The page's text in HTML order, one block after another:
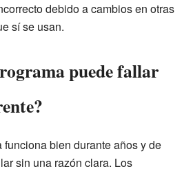
debido a cambios en otras
sí se usan.
puede fallar
funciona bien durante años y de
sin una razón clara. Los